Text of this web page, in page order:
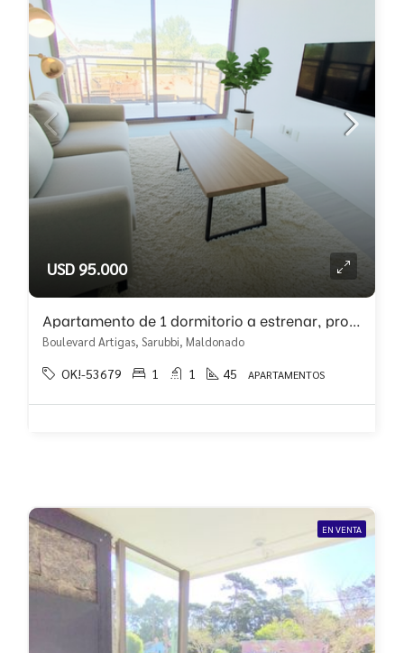
USD 95.000
Apartamento de 1 dormitorio a estrenar, proximo al centro!!
Boulevard Artigas, Sarubbi, Maldonado
OK!-53679 1 1 45 APARTAMENTOS
EN VENTA